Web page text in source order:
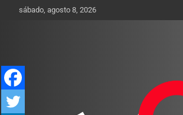
sábado, agosto 8, 2026